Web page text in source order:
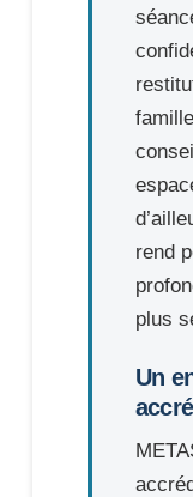
rend
plus
Un